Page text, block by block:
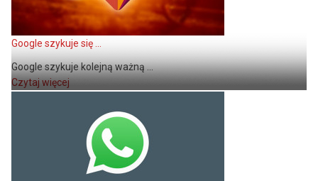
Google szykuje się ...
Google szykuje kolejną ważną ...
Czytaj więcej